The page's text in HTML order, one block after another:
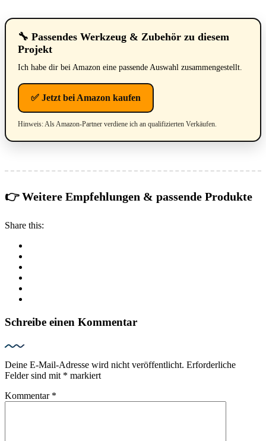
🔧 Passendes Werkzeug & Zubehör zu diesem
Projekt
Ich habe dir bei Amazon eine passende Auswahl zusammengestellt.
✅ Jetzt bei Amazon kaufen
Hinweis: Als Amazon-Partner verdiene ich an qualifizierten Verkäufen.
👉 Weitere Empfehlungen & passende Produkte
Share this:
Schreibe einen Kommentar
Deine E-Mail-Adresse wird nicht veröffentlicht. Erforderliche
Felder sind mit * markiert
Kommentar *